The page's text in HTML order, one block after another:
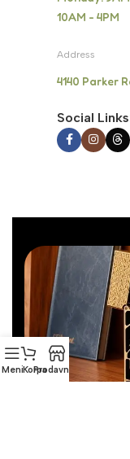
10AM - 4PM
Address
4140 Parker
Social
MeniKorpaProdavnica